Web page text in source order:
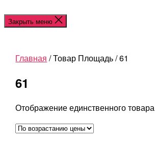
Закрыть меню
Главная / Товар Площадь / 61
61
Отображение единственного товара